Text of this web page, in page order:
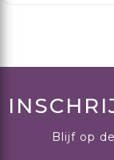
Blijf op